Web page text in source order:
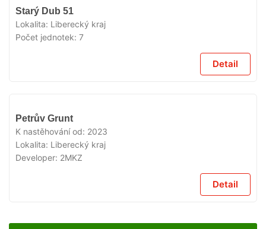
Starý Dub 51
Lokalita: Liberecký kraj
Počet jednotek: 7
Detail
Petrův Grunt
K nastěhování od: 2023
Lokalita: Liberecký kraj
Developer: 2MKZ
Detail